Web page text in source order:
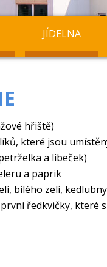
JÍDELNA
hřiště)
které jsou
a libeček)
a paprik
bílého zelí,
ředkvičky, které